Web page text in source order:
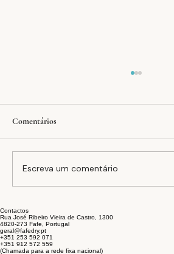
A equação FAFEDRY: inovação,
sustentabilidade no setor têxtil
Comentários
Escreva um comentário
Contactos
Rua José Ribeiro Vieira de Castro, 1300
4820-273 Fafe, Portugal
geral@fafedry.pt
+351 253 592 071
+351 912 572 559
(Chamada para a rede fixa nacional)